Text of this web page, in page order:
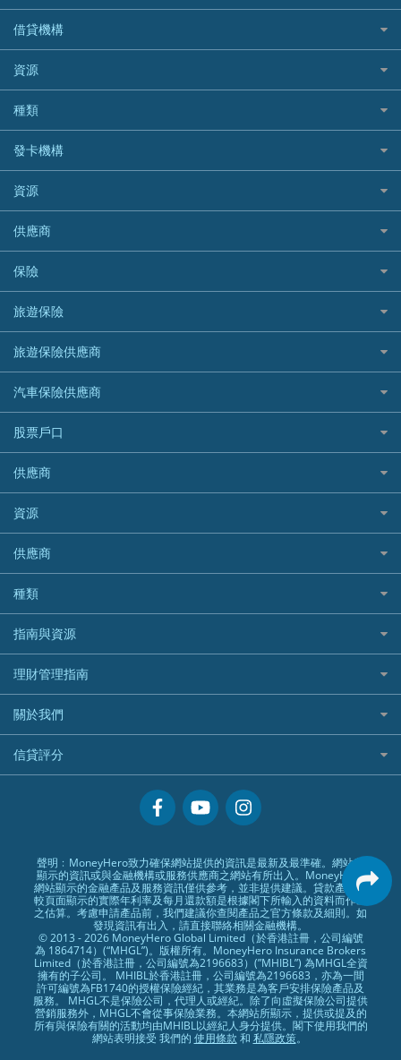
私人貸款比較
稅季/稅務貸款
網上貸款
結餘轉戶(清卡數貸款)
銀行貸款
財務公司貸款
免入息貸款
免TU貸款
急借錢
緊急貸款比較
最佳小額貸款比較
易批必批貸款
24小時貸款
最佳循環貸款
借貸機構
BEA 東亞銀行
BOC 中國銀行
Cashing Pro 優尚信貸
CCB(Asia) 中國建設銀行 (亞洲)
Citibank 花旗銀行
CNCBI 信銀國際
CreFIT 維信
DBS 星展銀行
DSB 大新銀行
HSBC 滙豐銀行貸款
K Cash 貸款
Mox 銀行
National Resources 中潤物業按揭
OCBC 華僑銀行
PrimeCredit 安信信貸
Promise 邦民日本財務
Rabbit Credit月兔信貸
Standard Chartered 渣打銀行
UA 亞洲聯合財務
WeLab Bank
WeLend 貸款
資源
如何申請個人貸款
如何管理個人貸款
個人貸款有用資訊
清卡數貸款教學
循環貸款教學
個人化貸款產品推介 🔥全新
債務重組一覽
供樓利息扣稅
最佳貸款app
種類
網購優惠
精選外幣網購信用卡
尊尚信用卡
公司信用卡
電子錢包信用卡
日本遊信用卡攻略
韓國遊信用卡攻略
台灣遊信用卡攻略
機場貴賓室信用卡
銀聯信用卡
高獎賞信用卡推薦
酒店信用卡
發卡機構
Citibank花旗銀行
AE美國運通
DBS星展銀行
HSBC滙豐銀行
Mox
信銀國際
大新銀行
恒生銀行
Standard Chartered渣打銀行
東亞銀行
SIM
Airwallex信用卡
資源
Black Friday優惠
淘寶付款方式
一田購物優惠日
SOGO感謝祭
HKTVmall優惠碼
交稅優惠
酒店優惠碼
機票優惠碼
供應商
八達通自動增值信用卡
保險
旅遊保險
汽車保險
家居保險
家傭保險
寵物保險
定期人壽保險
危疾保險
年金資訊
樓宇火險
旅遊保險
日本旅遊保險及資訊
泰國旅遊保險及資訊
台灣旅遊保險及資訊
韓國旅遊保險及資訊
歐洲旅遊保險及資訊
越南旅遊保險及資訊
澳洲旅遊保險及資訊
長者嘆世界
家庭親子遊
自駕遊比較
相機有得保
專為孕婦設計的最佳旅遊保險
最佳滑雪旅遊保險
最適合BB的旅遊保險
旅遊保險供應商
AXA 安盛
AIG 美亞
Allianz 安聯
Allied World 世聯
Avo
中國銀行
Bolttech 保特
Blue Cross 藍十字
中國平安
HSBC滙豐銀行
MSIG 三井住友
Prudential 保誠
QBE 昆士蘭
Starr
汽車保險供應商
大新汽車保險
中銀汽車保險
Allianz安聯汽車保險
bolttech保障汽車保險
Zurich蘇黎世汽車保險
QBE昆士蘭汽車保險
平安汽車保險
股票戶口
富途證券
IB盈透證券
老虎證券
uSMART 盈立證券
華盛証券
長橋證券
WeBull微牛證券
漲樂全球通｜華泰國際
OSL
供應商
富途牛牛好唔好？
Webull微牛證券好唔好？
Longbridge長橋證券好唔好？
老虎證券好唔好？
華盛証券好唔好？
漲樂全球通好唔好？
IB盈透證券好唔好？
盈立證券 uSMART 好唔好？
Stashaway好唔好？
資源
股票戶口開戶
證券行邊間好？
港股5隻高息ETF精選
什麼是ETF？
香港30大高息股排行
黃金ETF懶人包
最值得注意的比特幣ETF
選股策略：五步調查攻略
供應商
銀行戶口比較
尊尚銀行戶口
Citi Plus
中信銀行inMotion
Airwallex銀行
種類
定期存款
港元定存
人民幣定存
美元定存
英鎊定存
澳元定存
指南與資源
理財資訊
識慳識賺
債務管理
投資理財
置業安居
專欄文章
理財管理指南
常用相關詞彙
MoneyHero電子報
所有合作銀行或機構
關於我們
服務承諾
網上支援
常見問題
條款及細則
編輯守則
廣告合作
廣告政策
私隱政策
加入我們
媒體報導
信貸評分
聲明﹕MoneyHero致力確保網站提供的資訊是最新及最準確。網站所
顯示的資訊或與金融機構或服務供應商之網站有所出入。MoneyHero
網站顯示的金融產品及服務資訊僅供參考，並非提供建議。貸款產品比
較頁面顯示的實際年利率及每月還款額是根據閣下所輸入的資料而作出
之估算。考慮申請產品前，我們建議你查閱產品之官方條款及細則。如
發現資訊有出入，請直接聯絡相關金融機構。
© 2013 - 2026 MoneyHero Global Limited（於香港註冊，公司編號
為 1864714）(“MHGL”)。版權所有。MoneyHero Insurance Brokers
Limited（於香港註冊，公司編號為2196683）(”MHIBL”) 為MHGL全資
擁有的子公司。 MHIBL於香港註冊，公司編號為2196683，亦為一間
許可編號為FB1740的授權保險經紀，其業務是為客戶安排保險產品及
服務。 MHGL不是保險公司，代理人或經紀。除了向虛擬保險公司提供
營銷服務外，MHGL不會從事保險業務。本網站所顯示，提供或提及的
所有與保險有關的活動均由MHIBL以經紀人身分提供。閣下使用我們的
網站表明接受 我們的 使用條款 和 私隱政策。